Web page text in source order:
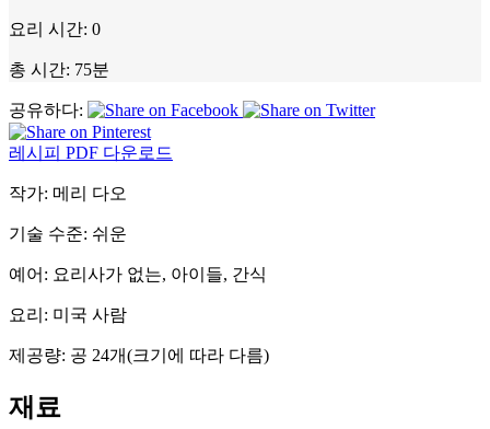
요리 시간: 0
총 시간: 75분
공유하다:
레시피 PDF 다운로드
작가: 메리 다오
기술 수준: 쉬운
예어: 요리사가 없는, 아이들, 간식
요리: 미국 사람
제공량: 공 24개(크기에 따라 다름)
재료